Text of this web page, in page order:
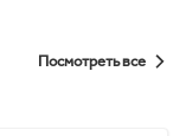
Посмотреть все